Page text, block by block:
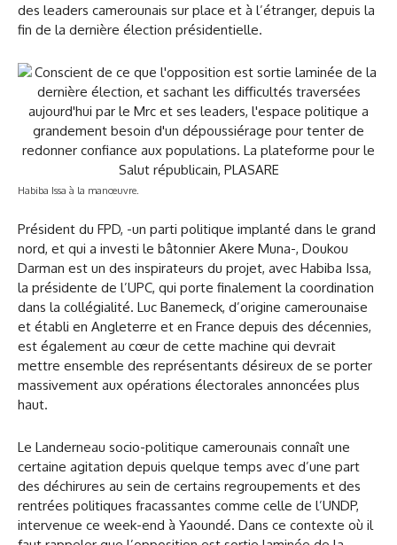
des leaders camerounais sur place et à l’étranger, depuis la
fin de la dernière élection présidentielle.
Habiba Issa à la manœuvre.
Président du FPD, -un parti politique implanté dans le grand
nord, et qui a investi le bâtonnier Akere Muna-, Doukou
Darman est un des inspirateurs du projet, avec Habiba Issa,
la présidente de l’UPC, qui porte finalement la coordination
dans la collégialité. Luc Banemeck, d’origine camerounaise
et établi en Angleterre et en France depuis des décennies,
est également au cœur de cette machine qui devrait
mettre ensemble des représentants désireux de se porter
massivement aux opérations électorales annoncées plus
haut.
Le Landerneau socio-politique camerounais connaît une
certaine agitation depuis quelque temps avec d’une part
des déchirures au sein de certains regroupements et des
rentrées politiques fracassantes comme celle de l’UNDP,
intervenue ce week-end à Yaoundé. Dans ce contexte où il